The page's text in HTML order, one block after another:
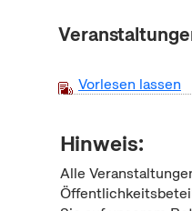
Vorlesen lassen
Hinweis:
Alle